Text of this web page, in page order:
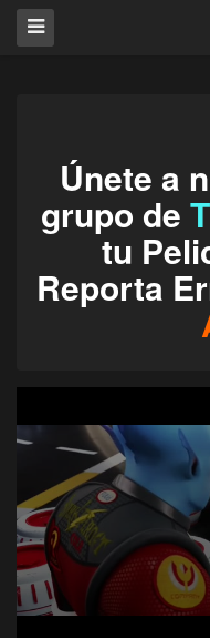
Únete a
grupo de
tu
Reporta